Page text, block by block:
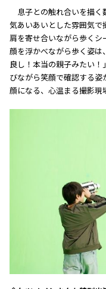
息子との触れ合いを描く
気あいあいとした雰囲気で
肩を寄せ合いながら歩くシ
顔を浮かべながら歩く姿
良し！本当の親子みたい
びながら笑顔で確認する
顔になる、心温まる撮影現